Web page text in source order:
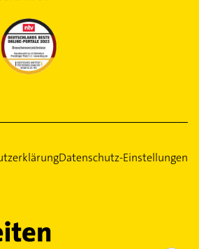
Datenschutz-Einstellungen